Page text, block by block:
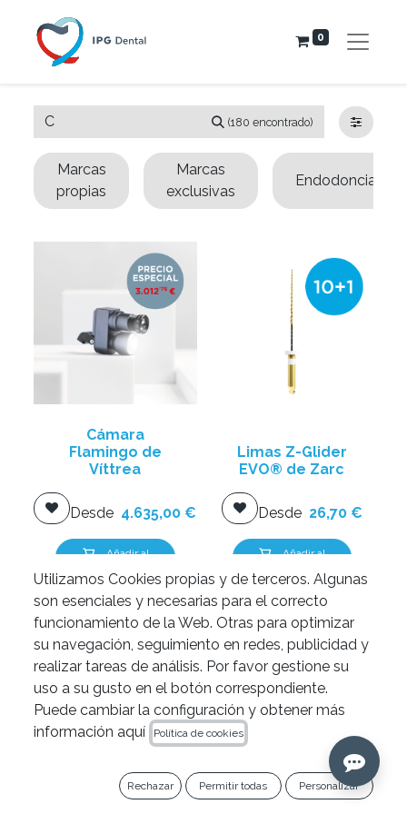
0
(180 encontrado)
Marcas
propias
Marcas
exclusivas
Endodoncia
Cámara
Flamingo de
Víttrea
Desde 4.635,00 €
Añadir al
Limas Z-Glider
EVO® de Zarc
Desde 26,70€
Añadir al
Utilizamos Cookies propias y de terceros. Algunas
son esenciales y necesarias para el correcto
funcionamiento de la Web. Otras para optimizar
su navegación, seguimiento en redes, publicidad y
realizar tareas de análisis. Por favor gestione su
uso a su gusto en el botón correspondiente.
Puede cambiar la configuración y obtener más
información aquí
Política de cookies
Rechazar Permitir todas Personalizar